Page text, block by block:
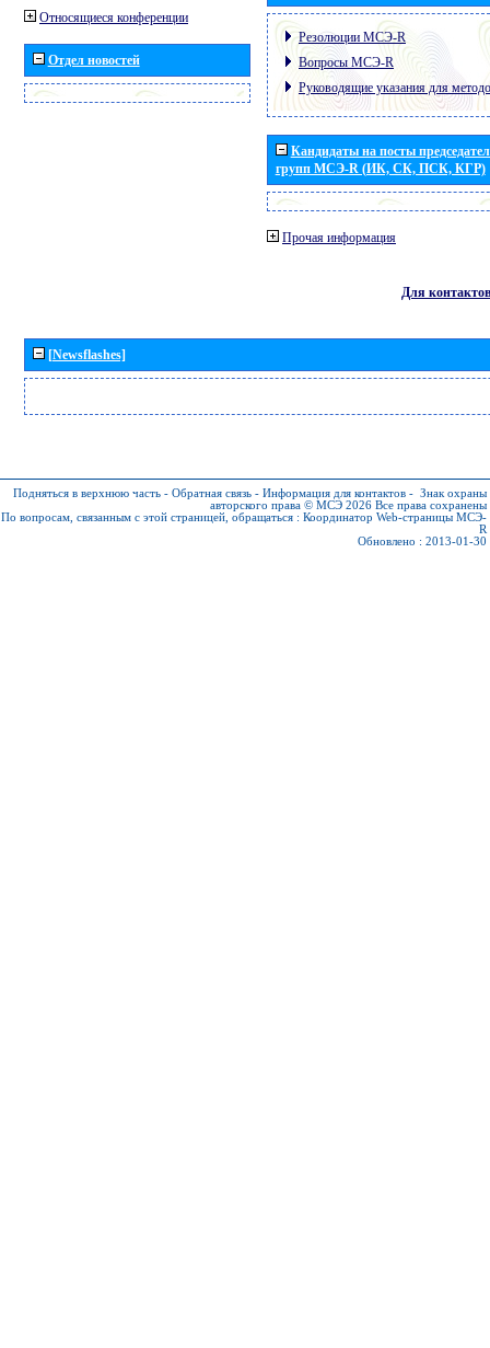
Относящиеся конференции
Отдел новостей
Резолюции МСЭ-R
Вопросы МСЭ-R
Руководящие указания для
Кандидаты на посты
групп МСЭ-R (ИК, СК, ПСК, КГР)
Прочая информация
Для контактов
[Newsflashes]
Подняться в верхнюю часть - Обратная связь - Информация для контактов - Знак охраны
авторского права © МСЭ 2026 Все права сохранены
По вопросам, связанным с этой страницей, обращаться : Координатор Web-страницы МСЭ-
R
Обновлено : 2013-01-30